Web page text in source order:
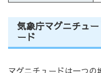
気象庁マグニチュ
ード
マグニチュードは一つ